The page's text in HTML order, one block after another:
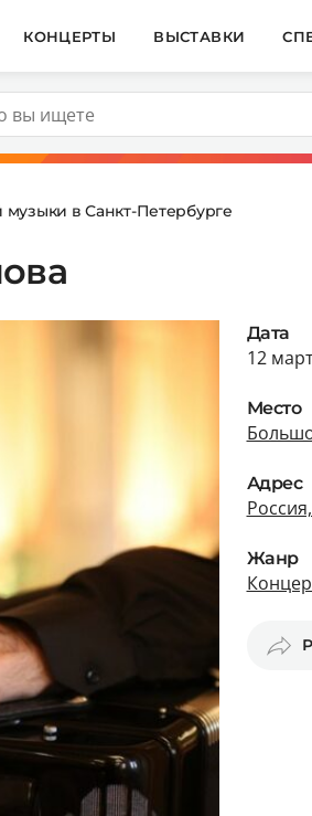
КОНЦЕРТЫ ВЫСТАВКИ
в Санкт-Петербурге
Дата
12
Место
Адрес
Жанр